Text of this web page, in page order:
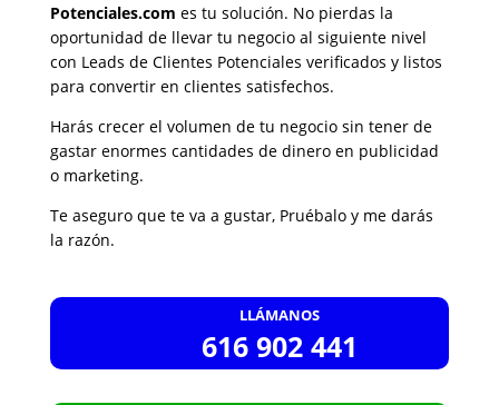
Potenciales.com es tu solución. No pierdas la
oportunidad de llevar tu negocio al siguiente nivel
con Leads de Clientes Potenciales verificados y listos
para convertir en clientes satisfechos.
Harás crecer el volumen de tu negocio sin tener de
gastar enormes cantidades de dinero en publicidad
o marketing.
Te aseguro que te va a gustar, Pruébalo y me darás
la razón.
LLÁMANOS
616 902 441